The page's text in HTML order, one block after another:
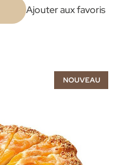
Ajouter aux favoris
NOUVEAU